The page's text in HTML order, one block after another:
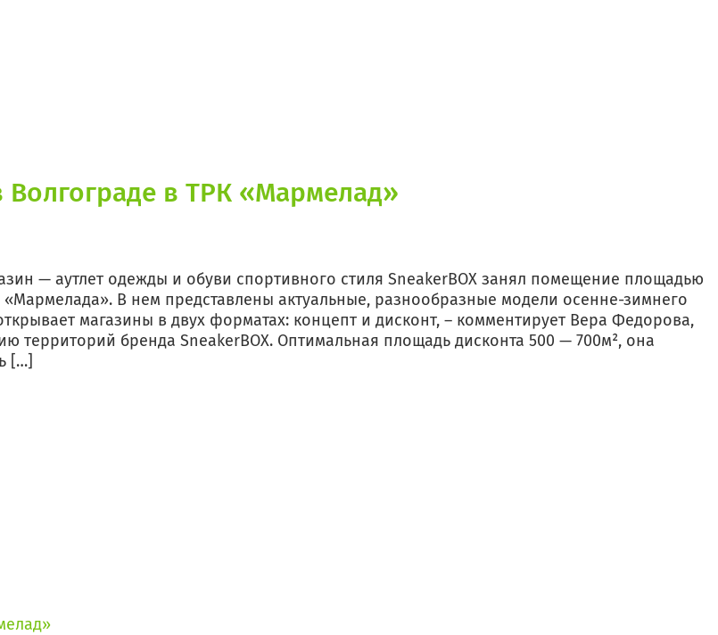
в ТРК «Мармелад»
— аутлет одежды и обуви спортивного стиля SneakerBOX занял помещение площадью
«Мармелада». В нем представлены актуальные, разнообразные модели осенне-зимнего
магазины в двух форматах: концепт и дисконт, – комментирует Вера Федорова,
территорий бренда SneakerBOX. Оптимальная площадь дисконта 500 — 700м², она
[…]